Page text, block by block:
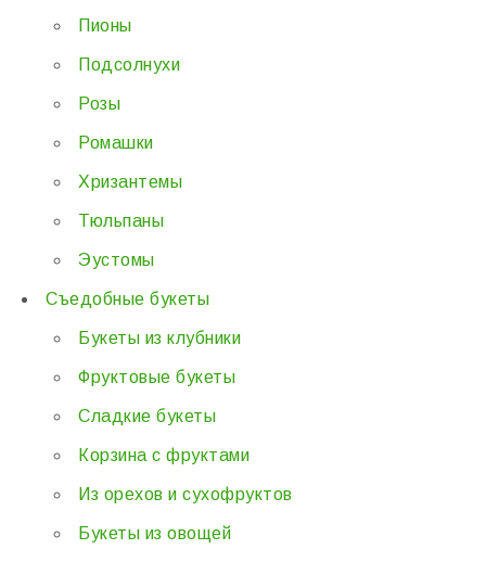
Пионы
Подсолнухи
Розы
Ромашки
Хризантемы
Тюльпаны
Эустомы
Съедобные букеты
Букеты из клубники
Фруктовые букеты
Сладкие букеты
Корзина с фруктами
Из орехов и сухофруктов
Букеты из овощей